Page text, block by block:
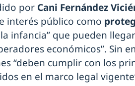
por Cani Fernández
interés público como
infancia” que pueden
económicos”. Sin
“deben cumplir con los
en el marco legal